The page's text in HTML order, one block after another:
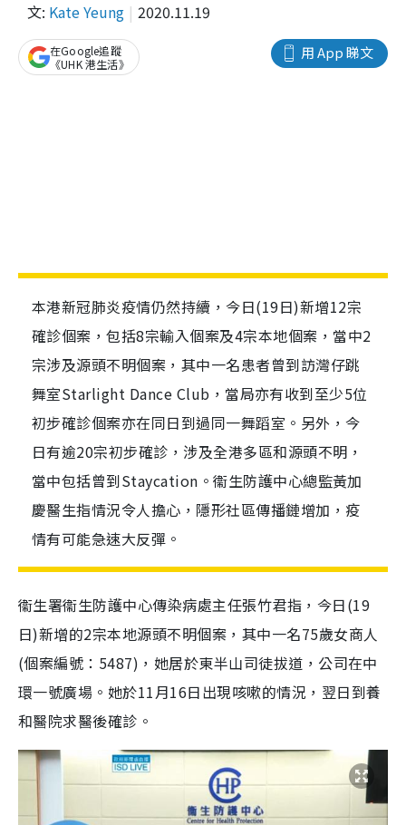
文: Kate Yeung 2020.11.19
用 App 睇文
在Google追蹤
《UHK 港生活》
本港新冠肺炎疫情仍然持續，今日(19日)新增12宗
確診個案，包括8宗輸入個案及4宗本地個案，當中2
宗涉及源頭不明個案，其中一名患者曾到訪灣仔跳
舞室Starlight Dance Club，當局亦有收到至少5位
初步確診個案亦在同日到過同一舞蹈室。另外，今
日有逾20宗初步確診，涉及全港多區和源頭不明，
當中包括曾到Staycation。衞生防護中心總監黃加
慶醫生指情況令人擔心，隱形社區傳播鏈增加，疫
情有可能急速大反彈。
衞生署衞生防護中心傳染病處主任張竹君指，今日(19
日)新增的2宗本地源頭不明個案，其中一名75歲女商人
(個案編號：5487)，她居於東半山司徒拔道，公司在中
環一號廣場。她於11月16日出現咳嗽的情況，翌日到養
和醫院求醫後確診。